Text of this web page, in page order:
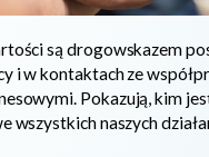
są drogowskazem
i w kontaktach ze
Pokazują, kim
wszystkich naszych